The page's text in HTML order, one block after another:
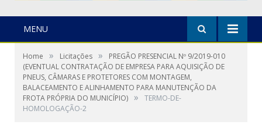
MENU
Home » Licitações »
PREGÃO PRESENCIAL Nº 9/2019-010
(EVENTUAL CONTRATAÇÃO DE EMPRESA PARA AQUISIÇÃO DE
PNEUS, CÂMARAS E PROTETORES COM MONTAGEM,
BALACEAMENTO E ALINHAMENTO PARA MANUTENÇÃO DA
FROTA PRÓPRIA DO MUNICÍPIO) »
TERMO-DE-
HOMOLOGAÇÃO-2